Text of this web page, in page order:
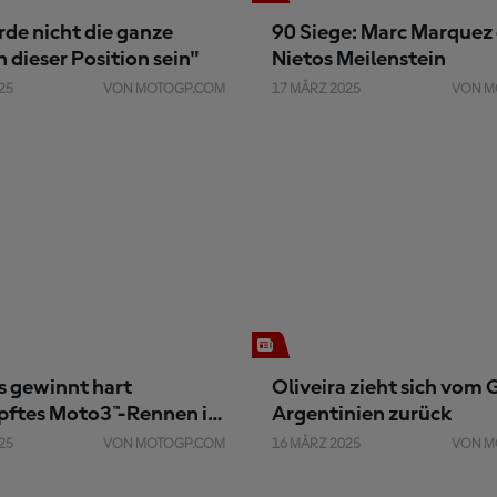
nicht die ganze
dieser Position sein"
VON MOTOGP.COM
90 Siege: Marc
Nietos Meilenstein
17 MÄRZ 2025 VON
gewinnt hart
Moto3™-Rennen in
VON MOTOGP.COM
Oliveira zieht sich vom
Argentinien zurück
16 MÄRZ 2025 VON